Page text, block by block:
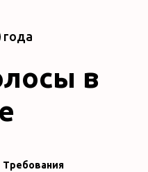
года
в
Требования